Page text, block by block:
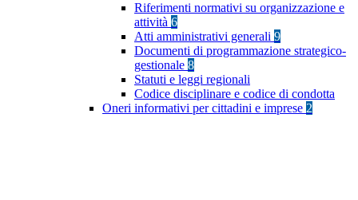
Riferimenti normativi su organizzazione e
attività 6
Atti amministrativi generali 9
Documenti di programmazione strategico-
gestionale 8
Statuti e leggi regionali
Codice disciplinare e codice di condotta
Oneri informativi per cittadini e imprese 2